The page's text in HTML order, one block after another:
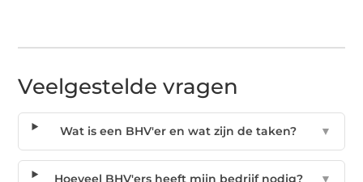
Veelgestelde vragen
Wat is een BHV'er en wat zijn de taken? ▼
Hoeveel BHV'ers heeft mijn bedrijf nodig? ▼